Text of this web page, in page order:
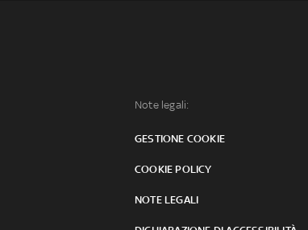
Note legali:
GESTIONE COOKIE
COOKIE POLICY
NOTE LEGALI